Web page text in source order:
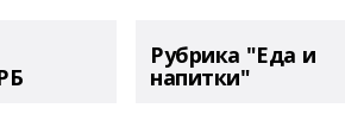
Рубрика "Еда и
напитки"